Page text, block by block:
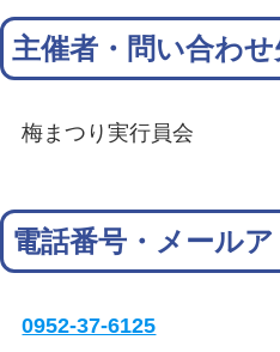
主催者・問い合わせ
梅まつり実行員会
電話番号・メール
0952-37-6125